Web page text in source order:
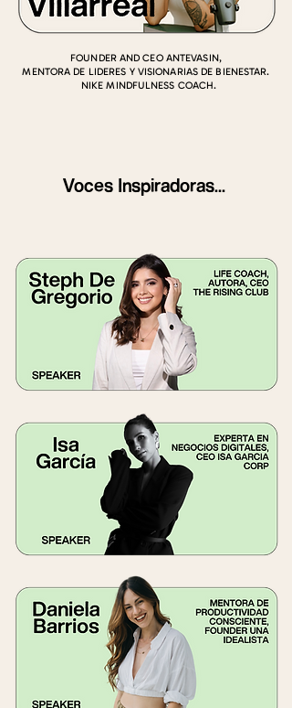
FOUNDER AND CEO ANTEVASIN,
MENTORA DE LIDERES Y VISIONARIAS DE BIENESTAR.
NIKE MINDFULNESS COACH.
Voces Inspiradoras...